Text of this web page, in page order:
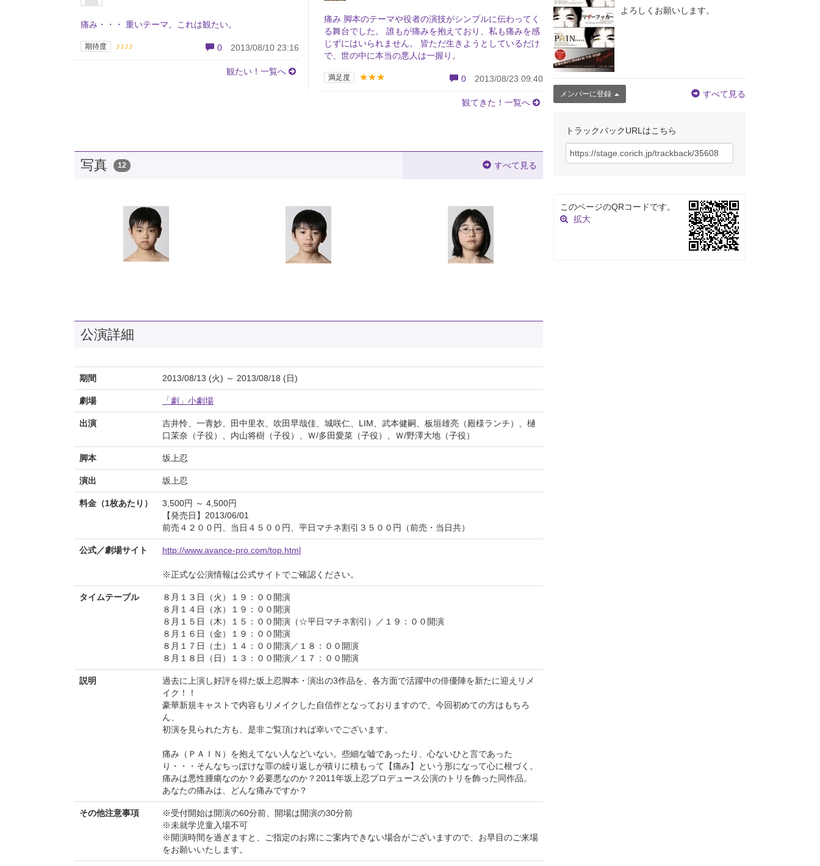
痛み・・・ 重いテーマ。これは観たい。
期待度 ♪♪♪♪ 0 2013/08/10 23:16
観たい！一覧へ
痛み 脚本のテーマや役者の演技がシンプルに伝わってく
る舞台でした。 誰もが痛みを抱えており、私も痛みを感
じずにはいられません。 皆ただ生きようとしているだけ
で、世の中に本当の悪人は一握り。
満足度 ★★★ 0 2013/08/23 09:40
観てきた！一覧へ
写真 12 すべて見る
公演詳細
期間 2013/08/13 (火) ～ 2013/08/18 (日)
劇場 「劇」小劇場
出演
吉井怜、一青妙、田中里衣、吹田早哉佳、城咲仁、LIM、武本健嗣、板垣雄亮（殿様ランチ）、樋
口茉奈（子役）、内山将樹（子役）、Ｗ/多田愛菜（子役）、Ｗ/野澤大地（子役）
脚本 坂上忍
演出 坂上忍
料金（1枚あたり）
3,500円 ～ 4,500円
【発売日】2013/06/01
前売４２００円、当日４５００円、平日マチネ割引３５００円（前売・当日共）
公式／劇場サイト http://www.avance-pro.com/top.html
※正式な公演情報は公式サイトでご確認ください。
タイムテーブル
８月１３日（火）１９：００開演
８月１４日（水）１９：００開演
８月１５日（木）１５：００開演（☆平日マチネ割引）／１９：００開演
８月１６日（金）１９：００開演
８月１７日（土）１４：００開演／１８：００開演
８月１８日（日）１３：００開演／１７：００開演
説明
過去に上演し好評を得た坂上忍脚本・演出の3作品を、各方面で活躍中の俳優陣を新たに迎えリメ
イク！！
豪華新規キャストで内容もリメイクした自信作となっておりますので、今回初めての方はもちろ
ん、
初演を見られた方も、是非ご覧頂ければ幸いでございます。
痛み（ＰＡＩＮ）を抱えてない人などいない。些細な嘘であったり、心ないひと言であった
り・・・そんなちっぽけな罪の繰り返しが積りに積もって【痛み】という形になって心に根づく。
痛みは悪性腫瘍なのか？必要悪なのか？2011年坂上忍プロデュース公演のトリを飾った同作品。
あなたの痛みは、どんな痛みですか？
その他注意事項
※受付開始は開演の60分前、開場は開演の30分前
※未就学児童入場不可
※開演時間を過ぎますと、ご指定のお席にご案内できない場合がございますので、お早目のご来場
をお願いいたします。
よろしくお願いします。
メンバーに登録 すべて見る
トラックバックURLはこちら
このページのQRコードです。
拡大